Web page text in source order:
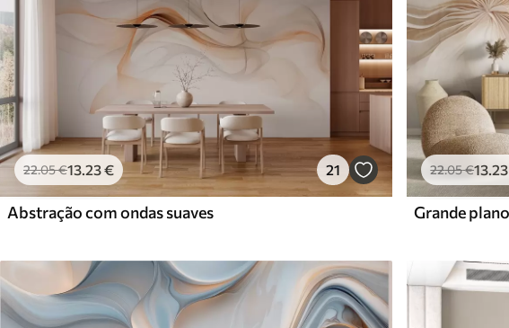
22.05€13.23€ 21
Abstração com ondas suaves
22.05€13.23